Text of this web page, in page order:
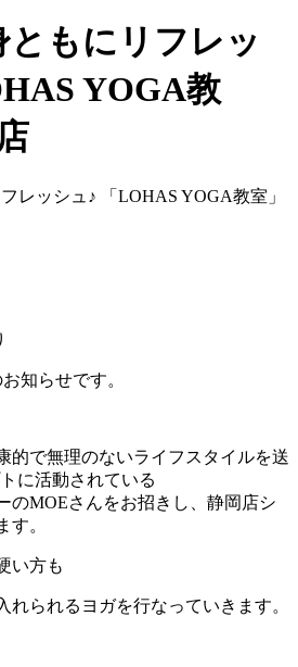
ともにリフレッ
YOGA教
知らせです。
的で無理のないライフスタイルを送
に活動されている
のMOEさんをお招きし、静岡店シ
す。
い方も
れられるヨガを行なっていきます。